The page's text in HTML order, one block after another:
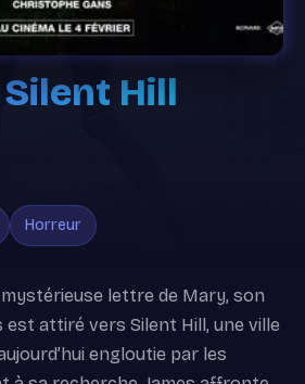
Hill
Horreur
lettre de Mary, son
est attiré vers Silent Hill, une ville
engloutie par les